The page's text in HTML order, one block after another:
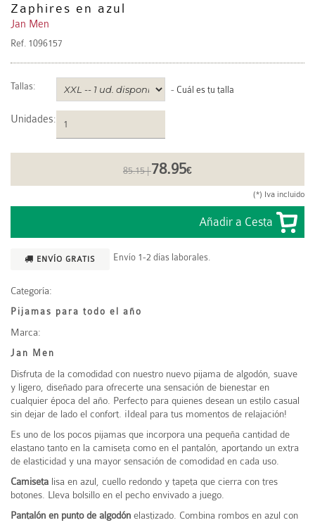
Zaphires en azul
Jan Men
Ref. 1096157
Tallas: - Cuál es tu talla
Unidades:
85.15 |78.95€
(*) Iva incluido
ENVÍO GRATIS Envío 1-2 días laborales.
Categoría:
Pijamas para todo el año
Marca:
Jan Men
Disfruta de la comodidad con nuestro nuevo pijama de algodón, suave
y ligero, diseñado para ofrecerte una sensación de bienestar en
cualquier época del año. Perfecto para quienes desean un estilo casual
sin dejar de lado el confort. ¡Ideal para tus momentos de relajación!
Es uno de los pocos pijamas que incorpora una pequeña cantidad de
elastano tanto en la camiseta como en el pantalón, aportando un extra
de elasticidad y una mayor sensación de comodidad en cada uso.
Camiseta lisa en azul, cuello redondo y tapeta que cierra con tres
botones. Lleva bolsillo en el pecho envivado a juego.
Pantalón en punto de algodón elastizado. Combina rombos en azul con